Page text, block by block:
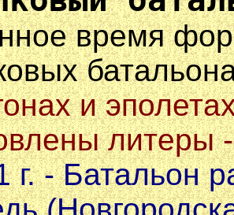
время
и
литеры
г. - Батальон